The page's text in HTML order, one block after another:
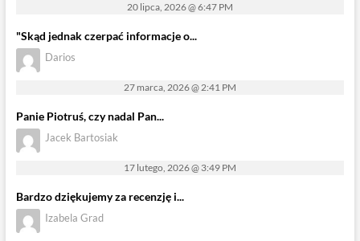
20 lipca, 2026 @ 6:47 PM
"Skąd jednak czerpać informacje o...
Darios
27 marca, 2026 @ 2:41 PM
Panie Piotruś, czy nadal Pan...
Jacek Bartosiak
17 lutego, 2026 @ 3:49 PM
Bardzo dziękujemy za recenzję i...
Izabela Grad